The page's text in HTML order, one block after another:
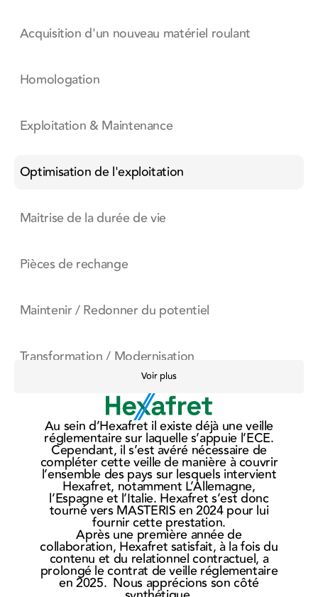
Acquisition d'un nouveau matériel roulant
Homologation
Exploitation & Maintenance
Optimisation de l'exploitation
Maitrise de la durée de vie
Pièces de rechange
Maintenir / Redonner du potentiel
Transformation / Modernisation
Démantèlement
Formations
Voir plus
Au sein d’Hexafret il existe déjà une veille
réglementaire sur laquelle s’appuie l’ECE.
Cependant, il s’est avéré nécessaire de
compléter cette veille de manière à couvrir
l’ensemble des pays sur lesquels intervient
Hexafret, notamment L’Allemagne,
l’Espagne et l’Italie. Hexafret s’est donc
tourné vers MASTERIS en 2024 pour lui
fournir cette prestation.
Après une première année de
collaboration, Hexafret satisfait, à la fois du
contenu et du relationnel contractuel, a
prolongé le contrat de veille réglementaire
en 2025. Nous apprécions son côté